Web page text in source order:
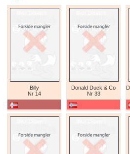
Billy
Nr 14
Donald Duck & Co
Nr 33